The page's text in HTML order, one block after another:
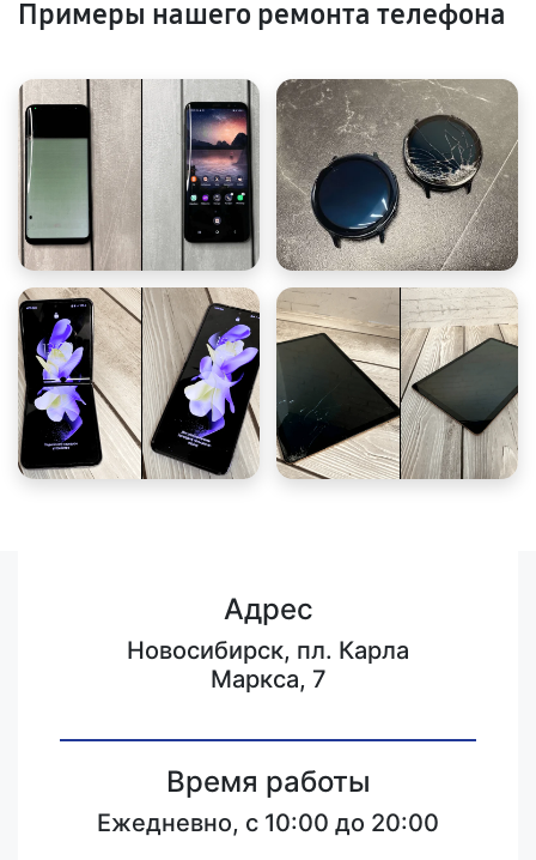
Примеры нашего ремонта телефона
Адрес
Новосибирск, пл. Карла
Маркса, 7
Время работы
Ежедневно, с 10:00 до 20:00